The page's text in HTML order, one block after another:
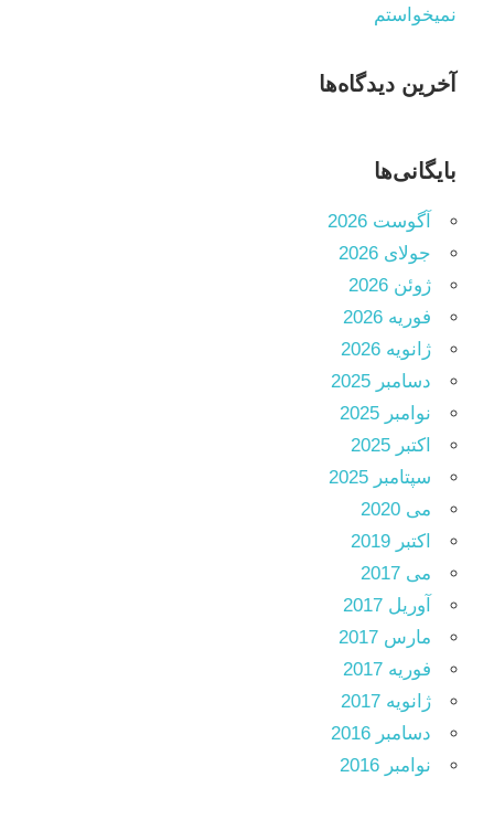
نمیخواستم
آخرین دیدگاه‌ها
بایگانی‌ها
آگوست 2026
جولای 2026
ژوئن 2026
فوریه 2026
ژانویه 2026
دسامبر 2025
نوامبر 2025
اکتبر 2025
سپتامبر 2025
می 2020
اکتبر 2019
می 2017
آوریل 2017
مارس 2017
فوریه 2017
ژانویه 2017
دسامبر 2016
نوامبر 2016